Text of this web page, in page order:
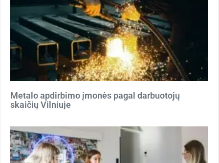
Metalo apdirbimo įmonės pagal darbuotojų
skaičių Vilniuje